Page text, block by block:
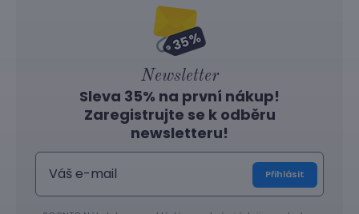
Newsletter
Sleva 35% na první nákup!
Zaregistrujte se k odběru
newsletteru!
Přihlásit